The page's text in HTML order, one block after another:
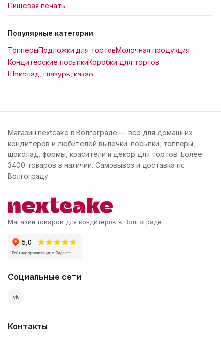
Пищевая печать
Популярные категории
ТопперыПодложки для тортовМолочная продукция
Кондитерские посыпкиКоробки для тортов
Шоколад, глазурь, какао
Магазин nextcake в Волгограде — всё для домашних
кондитеров и любителей выпечки: посыпки, топперы,
шоколад, формы, красители и декор для тортов. Более
3400 товаров в наличии. Самовывоз и доставка по
Волгограду.
Магазин товаров для кондитеров в Волгограде
Социальные сети
vk
Контакты